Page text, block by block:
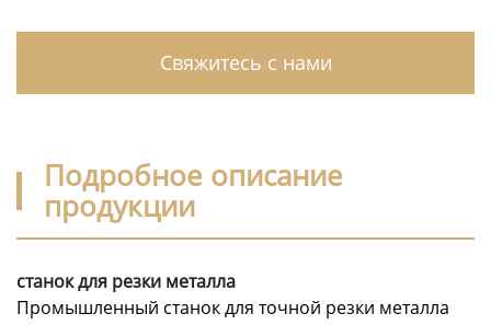
Свяжитесь с нами
Подробное описание
продукции
станок для резки металла
Промышленный станок для точной резки металла